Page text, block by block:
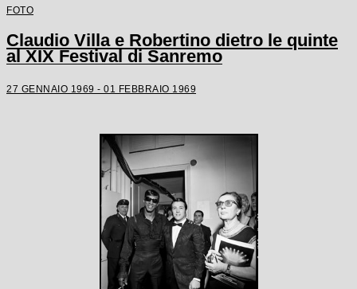
FOTO
Claudio Villa e Robertino dietro le quinte
al XIX Festival di Sanremo
27 GENNAIO 1969 - 01 FEBBRAIO 1969